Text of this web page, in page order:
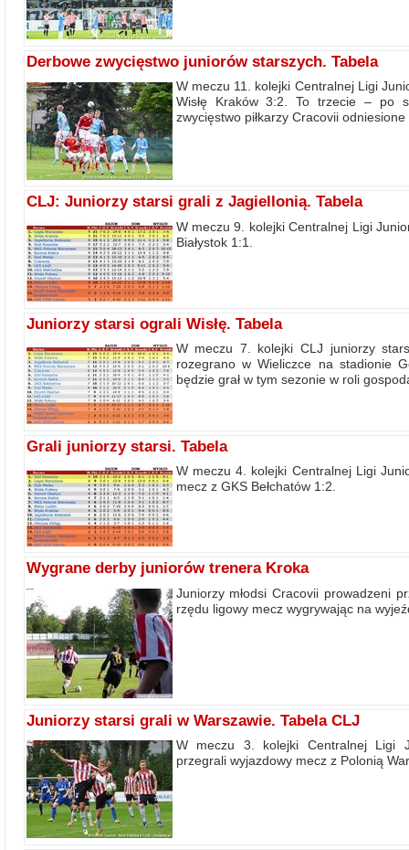
Derbowe zwycięstwo juniorów starszych. Tabela
W meczu 11. kolejki Centralnej Ligi
Wisłę Kraków 3:2. To trzecie – po
zwycięstwo piłkarzy Cracovii
CLJ: Juniorzy starsi grali z Jagiellonią. Tabela
W meczu 9. kolejki Centralnej Ligi
Białystok 1:1.
Juniorzy starsi ograli Wisłę. Tabela
W meczu 7. kolejki CLJ juniorzy
rozegrano w Wieliczce na stadionie
będzie grał w tym sezonie w roli
Grali juniorzy starsi. Tabela
W meczu 4. kolejki Centralnej Ligi
mecz z GKS Bełchatów 1:2.
Wygrane derby juniorów trenera Kroka
Juniorzy młodsi Cracovii prowadzeni
rzędu ligowy mecz wygrywając na
Juniorzy starsi grali w Warszawie. Tabela CLJ
W meczu 3. kolejki Centralnej Ligi
przegrali wyjazdowy mecz z Polonią